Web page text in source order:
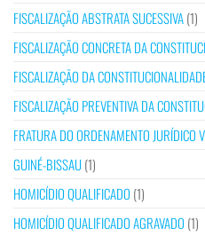
FISCALIZAÇÃO ABSTRATA SUCESSIVA(1)
FISCALIZAÇÃO CONCRETA DA
FISCALIZAÇÃO DA
FISCALIZAÇÃO PREVENTIVA DA
FRATURA DO ORDENAMENTO JURÍDICO
GUINÉ-BISSAU(1)
HOMICÍDIO QUALIFICADO (1)
HOMICÍDIO QUALIFICADO AGRAVADO (1)